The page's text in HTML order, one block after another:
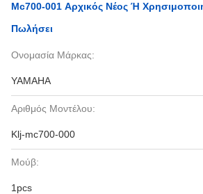
Mc700-001 Αρχικός Νέος Ή
Πωλήσει
Ονομασία Μάρκας:
YAMAHA
Αριθμός Μοντέλου:
Klj-mc700-000
Μούβ:
1pcs